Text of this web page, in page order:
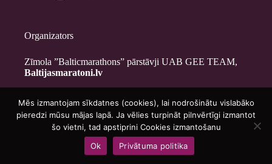
Organizators
Zīmola ”Balticmarathons” pārstāvji UAB GEE TEAM,
Baltijasmaratoni.lv
Kontakti
Par mums
Brīvprātīgajiem
Privātuma politika
Copyright © 2026 - Baltijasmaratoni.lv
Mēs izmantojam sīkdatnes (cookies), lai nodrošinātu vislabāko
pieredzi mūsu mājas lapā. Ja vēlies turpināt pilnvērtīgi izmantot
šo vietni, tad apstiprini Cookies izmantošanu
Ok
Privātuma politika